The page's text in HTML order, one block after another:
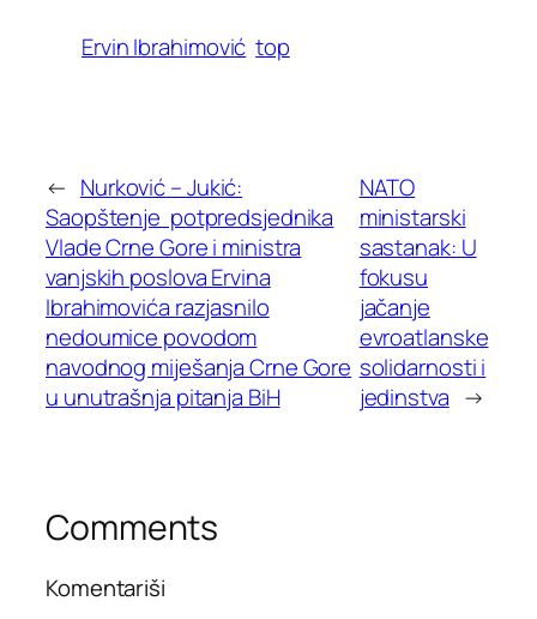
Ervin Ibrahimović top
← Nurković – Jukić:
Saopštenje potpredsjednika
Vlade Crne Gore i ministra
vanjskih poslova Ervina
Ibrahimovića razjasnilo
nedoumice povodom
navodnog miješanja Crne Gore
u unutrašnja pitanja BiH
NATO
ministarski
sastanak: U
fokusu
jačanje
evroatlanske
solidarnosti i
jedinstva →
Comments
Komentariši